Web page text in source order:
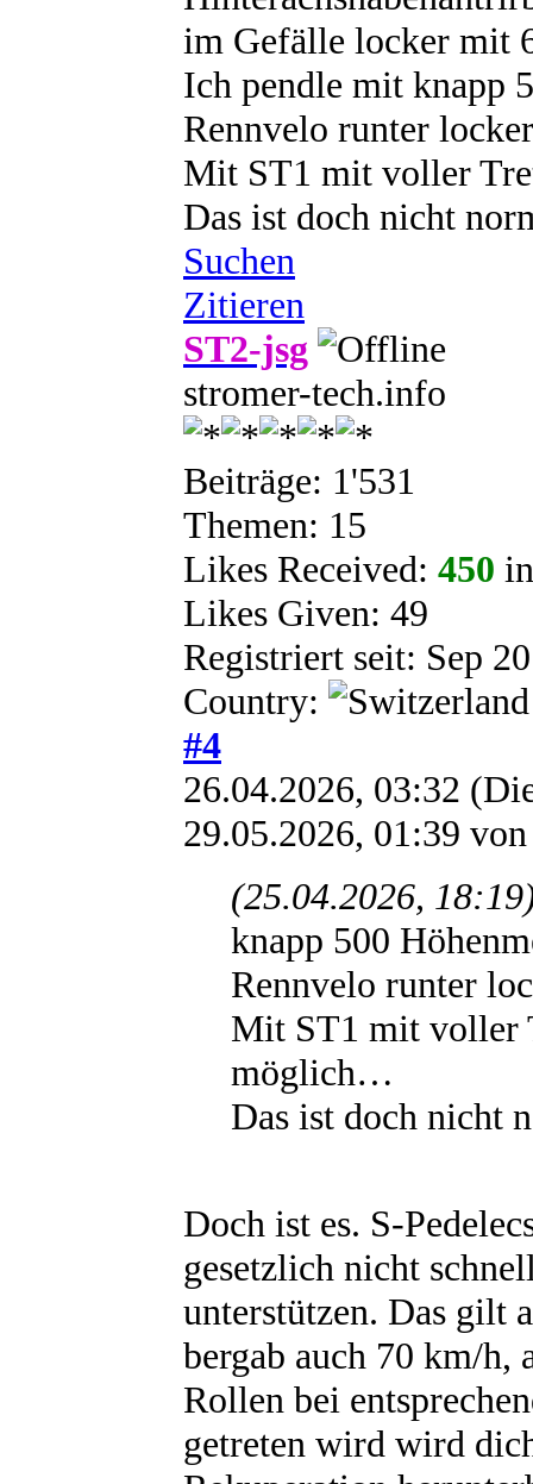
im Gefälle locker mit
Ich pendle mit knapp
Rennvelo runter
Mit ST1 mit voller
Das ist doch nicht
Suchen
Zitieren
ST2-jsg
stromer-tech.info
Beiträge: 1'531
Themen: 15
Likes Received: 450
Likes Given: 49
Registriert seit: Sep
Country:
#4
26.04.2026, 03:32
29.05.2026, 01:39
(25.04.2026,
knapp 500
Rennvelo runter
Mit ST1 mit voller
möglich…
Das ist doch nicht
Doch ist es. S-
gesetzlich nicht
unterstützen. Das gilt
bergab auch 70 km/h,
Rollen bei
getreten wird wird